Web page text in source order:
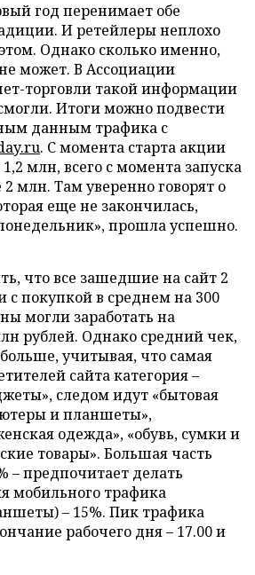
год перенимает обе
И ретейлеры неплохо
Однако сколько именно,
может. В Ассоциации
торговли такой информации
Итоги можно подвести
данным трафика с
. С момента старта акции
млн, всего с момента запуска
млн. Там уверенно говорят о
еще не закончилась,
прошла успешно.
что все зашедшие на сайт 2
покупкой в среднем на 300
могли заработать на
рублей. Однако средний чек,
учитывая, что самая
сайта категория –
следом идут «бытовая
и планшеты»,
одежда», «обувь, сумки и
товары». Большая часть
– предпочитает делать
мобильного трафика
– 15%. Пик трафика
рабочего дня – 17.00 и